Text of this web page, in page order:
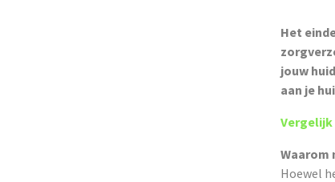
Het
jouw
aan je
Vergelijk
Waarom
Hoewel